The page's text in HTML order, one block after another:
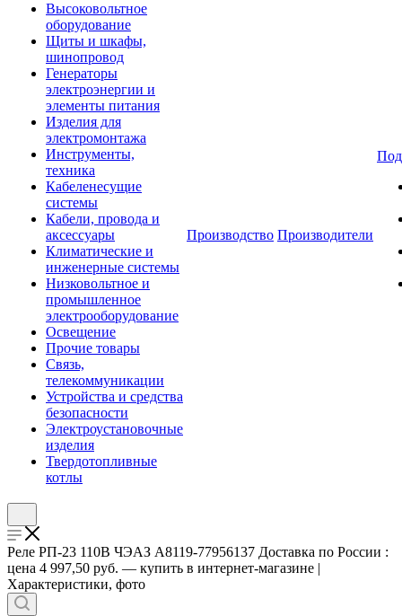
Высоковольтное
оборудование
Щиты и шкафы,
шинопровод
Генераторы
электроэнергии и
элементы питания
Изделия для
электромонтажа
Инструменты,
техника
Кабеленесущие
системы
Кабели, провода и
аксессуары
Климатические и
инженерные системы
Низковольтное и
промышленное
электрооборудование
Освещение
Прочие товары
Связь,
телекоммуникации
Устройства и средства
безопасности
Электроустановочные
изделия
Твердотопливные
котлы
Производство Производители
Реле РП-23 110В ЧЭАЗ A8119-77956137 Доставка по России :
цена 4 997,50 руб. — купить в интернет-магазине |
Характеристики, фото